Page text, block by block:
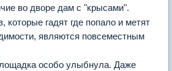
во дворе дам с "крысами".
гадят где попало и метят
являются повсеместным
особо улыбнула. Даже